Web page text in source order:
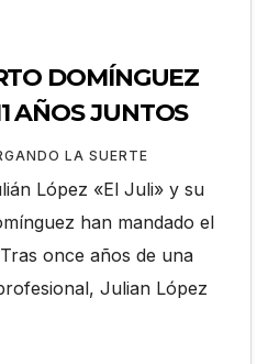
DOMÍNGUEZ
AÑOS JUNTOS
LA SUERTE
López «El Juli» y su
han mandado el
once años de una
Julian López